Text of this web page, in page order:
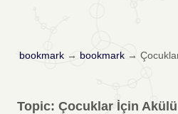
bookmark→ bookmark→
Topic: Çocuklar İçin